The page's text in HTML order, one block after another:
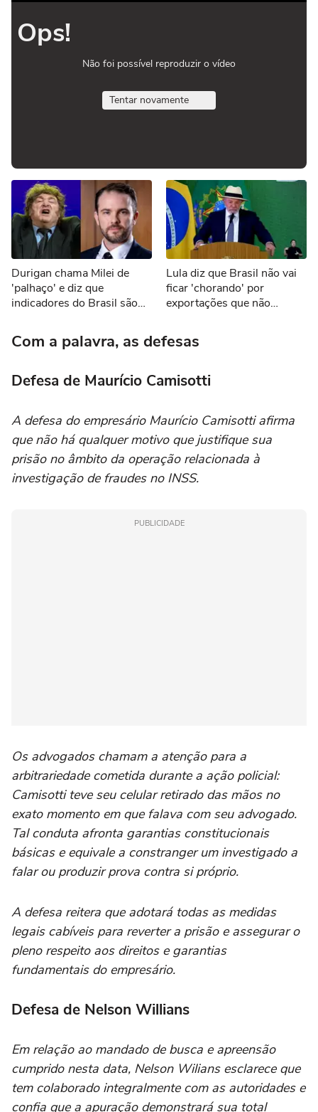
Ops!
Não foi possível reproduzir o vídeo
Tentar novamente
Durigan chama Milei de
'palhaço' e diz que
indicadores do Brasil são
Argentina
Lula diz que Brasil não vai
ficar 'chorando' por
exportações que não
EUA
Com a palavra, as defesas
Defesa de Maurício Camisotti
A defesa do empresário Maurício Camisotti afirma
que não há qualquer motivo que justifique sua
prisão no âmbito da operação relacionada à
investigação de fraudes no INSS.
PUBLICIDADE
Os advogados chamam a atenção para a
arbitrariedade cometida durante a ação policial:
Camisotti teve seu celular retirado das mãos no
exato momento em que falava com seu advogado.
Tal conduta afronta garantias constitucionais
básicas e equivale a constranger um investigado a
falar ou produzir prova contra si próprio.
A defesa reitera que adotará todas as medidas
legais cabíveis para reverter a prisão e assegurar o
pleno respeito aos direitos e garantias
fundamentais do empresário.
Defesa de Nelson Willians
Em relação ao mandado de busca e apreensão
cumprido nesta data, Nelson Wilians esclarece que
tem colaborado integralmente com as autoridades e
confia que a apuração demonstrará sua total